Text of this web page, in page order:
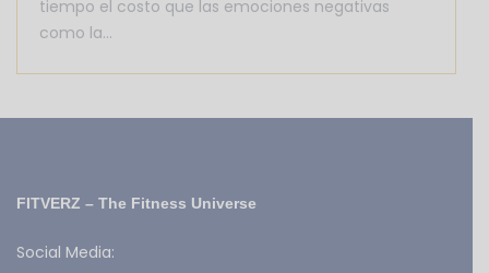
tiempo el costo que las emociones negativas
como la…
FITVERZ – The Fitness Universe
Social Media: